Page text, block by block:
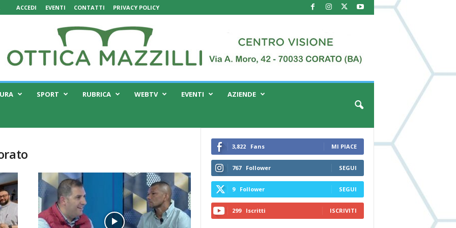
ACCEDI EVENTI CONTATTI PRIVACY POLICY
SPORT RUBRICA WEBTV EVENTI AZIENDE
3,822 Fans MI PIACE
767 Follower SEGUI
9 Follower SEGUI
299 Iscritti ISCRIVITI